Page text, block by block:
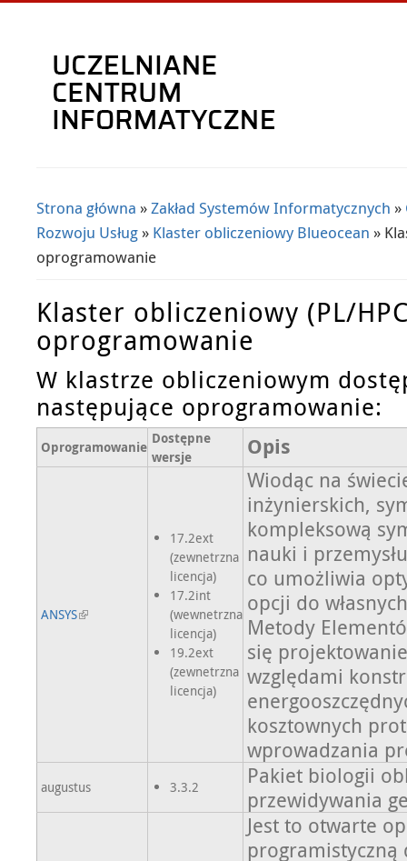
Jesteś tutaj
Strona główna »Zakład Systemów Informatycznych »
Rozwoju Usług » Klaster obliczeniowy Blueocean »
oprogramowanie
Klaster obliczeniowy (PL/
oprogramowanie
W klastrze obliczeniowym
następujące oprogramowanie:
Oprogramowanie
Dostępne
wersje
Opis
ANSYS
17.2ext
(zewnetrzna
licencja)
17.2int
(wewnetrzna
licencja)
19.2ext
(zewnetrzna
licencja)
Wiodąc na
inżynierskich,
kompleksową
nauki i
co umożliwia
opcji do
Metody
się
względami
kosztownych
wprowadzania
augustus 3.3.2
Pakiet biologii
przewidywania
Jest to otwarte